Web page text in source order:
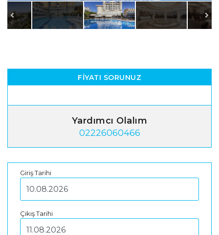
FIYATI SORUNUZ
Yardımcı Olalım
02226060466
Giriş Tarihi
Çıkış Tarihi